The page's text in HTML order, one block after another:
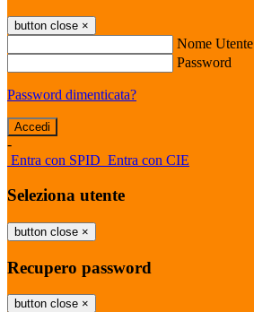
button close ×
Nome Utente
Password
Password dimenticata?
-
Entra con SPID Entra con CIE
Seleziona utente
button close ×
Recupero password
button close ×